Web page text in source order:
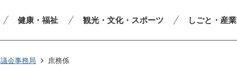
健康・福祉 観光・文化・スポーツ しごと・産業
議会事務局 庶務係